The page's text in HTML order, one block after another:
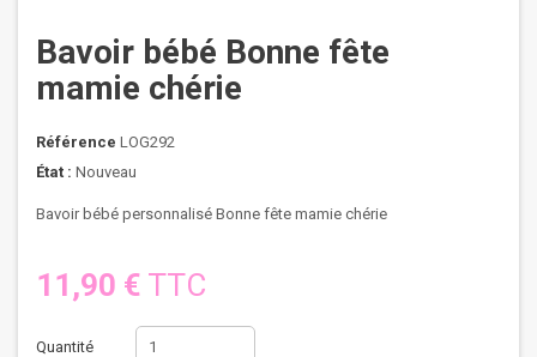
Bavoir bébé Bonne fête
mamie chérie
Référence LOG292
État : Nouveau
Bavoir bébé personnalisé Bonne fête mamie chérie
11,90 € TTC
Quantité